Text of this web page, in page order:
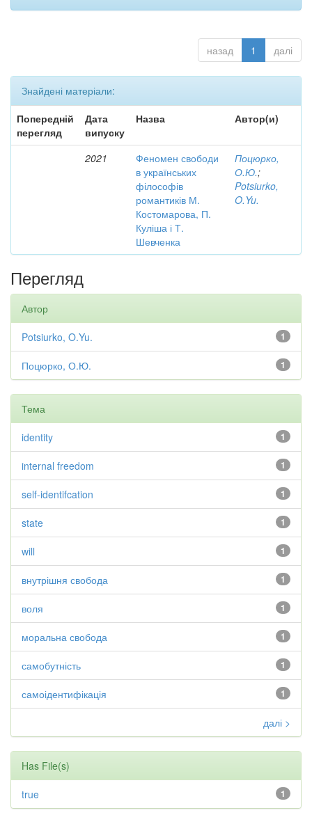
назад 1 далі
Знайдені матеріали:
Попередній
перегляд
Дата
випуску
Назва Автор(и)
2021
Феномен свободи
в українських
філософів
романтиків М.
Костомарова, П.
Куліша і Т.
Шевченка
Поцюрко,
О.Ю.;
Potsiurko,
O.Yu.
Перегляд
Автор
1
Potsiurko, O.Yu.
1
Поцюрко, О.Ю.
Тема
1
identity
1
internal freedom
1
self-identifcation
1
state
1
will
1
внутрішня свобода
1
воля
1
моральна свобода
1
самобутність
1
самоідентифікація
далі >
Has File(s)
1
true